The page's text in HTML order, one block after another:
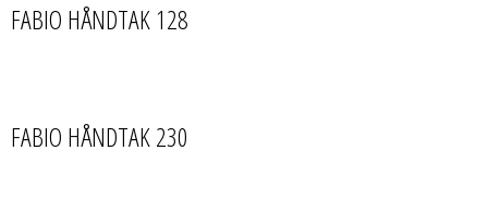
FABIO HÅNDTAK 128
FABIO HÅNDTAK 230